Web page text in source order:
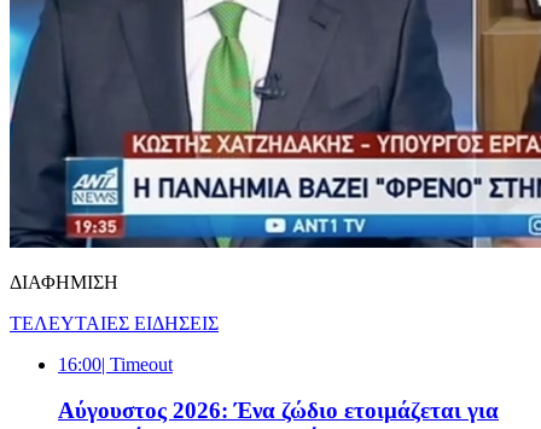
ΔΙΑΦΗΜΙΣΗ
ΤΕΛΕΥΤΑΙΕΣ ΕΙΔΗΣΕΙΣ
16:00| Timeout
Αύγουστος 2026: Ένα ζώδιo ετοιμάζεται για